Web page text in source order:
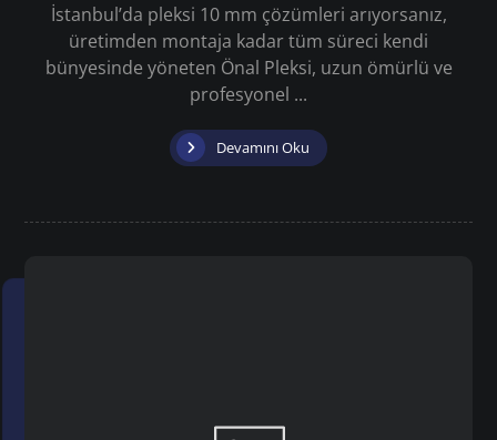
İstanbul’da pleksi 10 mm çözümleri arıyorsanız,
üretimden montaja kadar tüm süreci kendi
bünyesinde yöneten Önal Pleksi, uzun ömürlü ve
profesyonel ...
Devamını Oku